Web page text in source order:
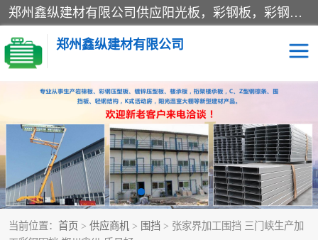
郑州鑫纵建材有限公司供应阳光板，彩钢板，彩钢钢构工程是一家集生产销售租赁安装于一体的企业，主要生产PC采光板，耐力板，仿古琉璃采光板，岩棉板、彩钢压型板、镀锌压型板、桁架楼承板，C、Z型钢檩条、围挡板、轻钢结构，阳光温室大棚等新型建材产品。公司旗下有多台移动式高空压瓦机租赁，承接全国各地业务，专业对外租赁各种型号压瓦机。
郑州鑫纵建材有限公司
当前位置： 首页 > 供应商机 > 围挡 > 张家界加工围挡 三门峡生产加
高空瓦机租赁 ASA合成树脂仿古瓦
CZ型钢 FRP采光板
PC多层板 PC耐力板
建筑围挡 楼层板